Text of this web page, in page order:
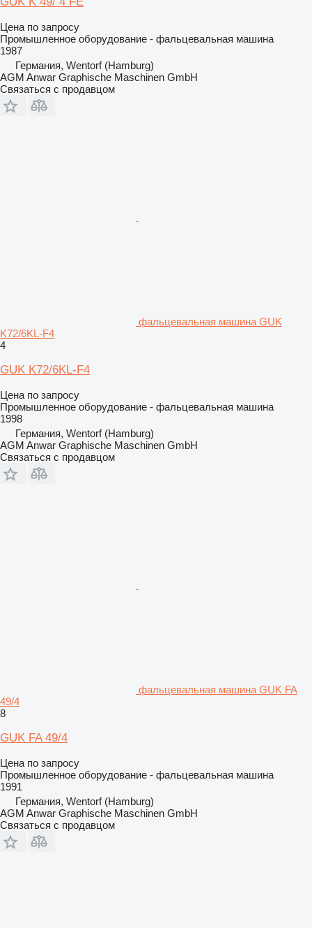
Цена по запросу
Промышленное оборудование - фальцевальная машина
1987
Германия, Wentorf (Hamburg)
AGM Anwar Graphische Maschinen GmbH
Связаться с продавцом
фальцевальная машина GUK
K72/6KL-F4
4
GUK K72/6KL-F4
Цена по запросу
Промышленное оборудование - фальцевальная машина
1998
Германия, Wentorf (Hamburg)
AGM Anwar Graphische Maschinen GmbH
Связаться с продавцом
фальцевальная машина GUK FA
49/4
8
GUK FA 49/4
Цена по запросу
Промышленное оборудование - фальцевальная машина
1991
Германия, Wentorf (Hamburg)
AGM Anwar Graphische Maschinen GmbH
Связаться с продавцом